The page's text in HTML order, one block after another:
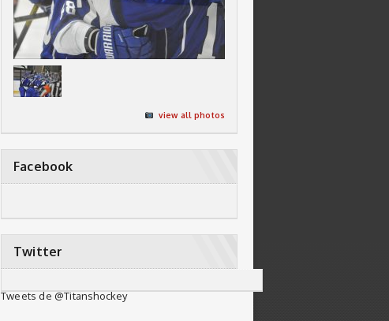
view all photos
Facebook
Twitter
Tweets de @Titanshockey